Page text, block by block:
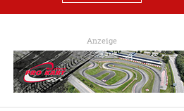
Anzeige